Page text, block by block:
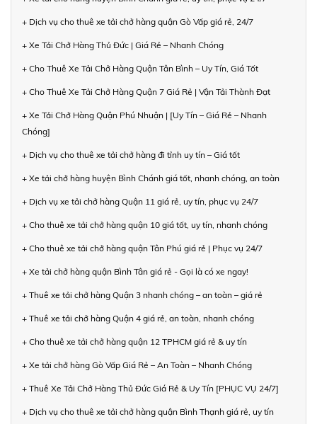
+ Dịch vụ cho thuê xe tải chở hàng quận Gò Vấp giá rẻ, 24/7
+ Xe Tải Chở Hàng Thủ Đức | Giá Rẻ – Nhanh Chóng
+ Cho Thuê Xe Tải Chở Hàng Quận Tân Bình – Uy Tín, Giá Tốt
+ Cho Thuê Xe Tải Chở Hàng Quận 7 Giá Rẻ | Vận Tải Thành Đạt
+ Xe Tải Chở Hàng Quận Phú Nhuận | [Uy Tín – Giá Rẻ – Nhanh
Chóng]
+ Dịch vụ cho thuê xe tải chở hàng đi tỉnh uy tín – Giá tốt
+ Xe tải chở hàng huyện Bình Chánh giá tốt, nhanh chóng, an toàn
+ Dịch vụ xe tải chở hàng Quận 11 giá rẻ, uy tín, phục vụ 24/7
+ Cho thuê xe tải chở hàng quận 10 giá tốt, uy tín, nhanh chóng
+ Cho thuê xe tải chở hàng quận Tân Phú giá rẻ | Phục vụ 24/7
+ Xe tải chở hàng quận Bình Tân giá rẻ - Gọi là có xe ngay!
+ Thuê xe tải chở hàng Quận 3 nhanh chóng – an toàn – giá rẻ
+ Thuê xe tải chở hàng Quận 4 giá rẻ, an toàn, nhanh chóng
+ Cho thuê xe tải chở hàng quận 12 TPHCM giá rẻ & uy tín
+ Xe tải chở hàng Gò Vấp Giá Rẻ – An Toàn – Nhanh Chóng
+ Thuê Xe Tải Chở Hàng Thủ Đức Giá Rẻ & Uy Tín [PHỤC VỤ 24/7]
+ Dịch vụ cho thuê xe tải chở hàng quận Bình Thạnh giá rẻ, uy tín